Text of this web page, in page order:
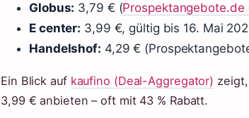
Globus: 3,79 € (
E center: 3,99 €, gültig bis 16. Mai
Handelshof: 4,29 €
Ein Blick auf kaufino (Deal-Aggregator)
3,99 € anbieten – oft mit 43 % Rabatt.